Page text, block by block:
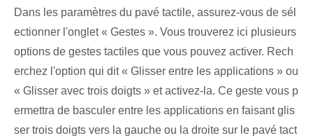
Dans les paramètres du pavé tactile, assurez-vous de sél
ectionner l'onglet « Gestes ». Vous trouverez ici plusieurs
options de gestes tactiles que vous pouvez activer. Rech
erchez l'option qui dit « Glisser entre les applications » ou
« Glisser avec trois doigts » et activez-la. Ce geste vous p
ermettra de basculer entre les applications en faisant glis
ser trois doigts vers la gauche ou la droite sur le pavé tact